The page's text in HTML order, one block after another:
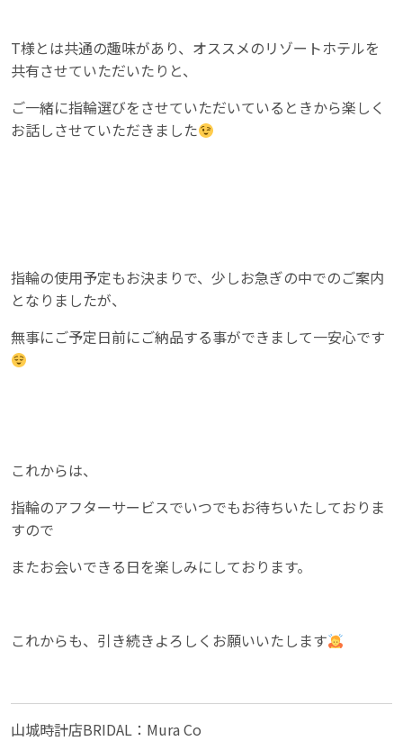
T様とは共通の趣味があり、オススメのリゾートホテルを
共有させていただいたりと、
ご一緒に指輪選びをさせていただいているときから楽しく
お話しさせていただきました
指輪の使用予定もお決まりで、少しお急ぎの中でのご案内
となりましたが、
無事にご予定日前にご納品する事ができまして一安心です
これからは、
指輪のアフターサービスでいつでもお待ちいたしておりま
すので
またお会いできる日を楽しみにしております。
これからも、引き続きよろしくお願いいたします
山城時計店BRIDAL：Mura Co